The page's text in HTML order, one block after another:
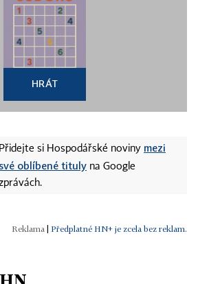
HRÁT
Přidejte si Hospodářské noviny mezi
své oblíbené tituly na Google
Předplatné HN+ je zcela bez reklam.